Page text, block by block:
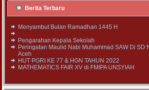
Berita Terbaru
Menyambut Bulan Ramadhan 1445 H
Pengarahan Kepala Sekolah
Peringatan Maulid Nabi Muhammad SAW Di SD
Aceh
HUT PGRI KE 77 & HGN TAHUN 2022
MATHEMATICS FAIR XV di FMIPA UNSYIAH